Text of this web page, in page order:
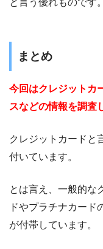
と言う優れものです。
まとめ
今回はクレジットカ
スなどの情報を調査
クレジットカードと
付いています。
とは言え、一般的な
ドやプラチナカード
が付帯しています。